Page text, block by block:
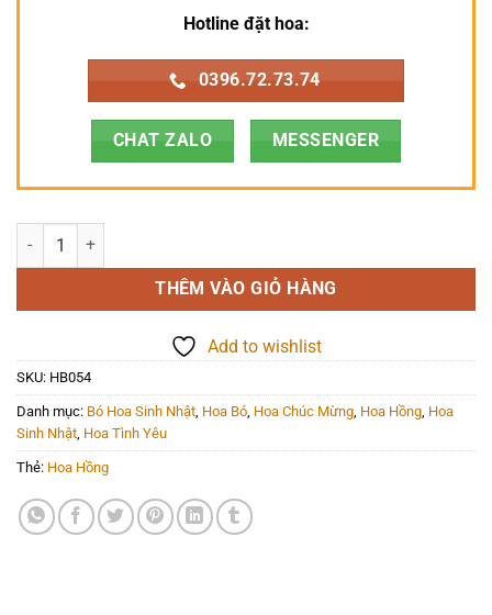
Hotline đặt hoa:
0396.72.73.74
CHAT ZALO MESSENGER
Hoa Bó - HB054 số lượng
THÊM VÀO GIỎ HÀNG
Add to wishlist
SKU: HB054
Danh mục: Bó Hoa Sinh Nhật, Hoa Bó, Hoa Chúc Mừng, Hoa Hồng, Hoa
Sinh Nhật, Hoa Tình Yêu
Thẻ: Hoa Hồng